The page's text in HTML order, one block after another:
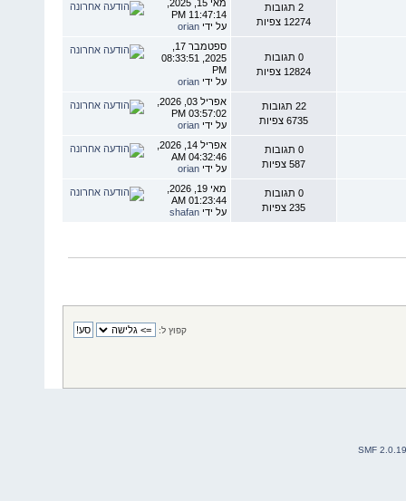
2 תגובות
12274 צפיות
11:47:14 PM
על ידי orian
0 תגובות
12824 צפיות
2025, 08:33:51
PM
על ידי orian
22 תגובות
6735 צפיות
03:57:02 PM
על ידי orian
0 תגובות
587 צפיות
04:32:46 AM
על ידי orian
0 תגובות
235 צפיות
01:23:44 AM
על ידי shafan
קפוץ ל:
SMF 2.0.19